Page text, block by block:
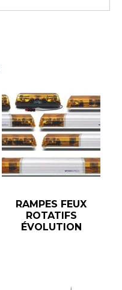
RAMPES FEUX
ROTATIFS
ÉVOLUTION